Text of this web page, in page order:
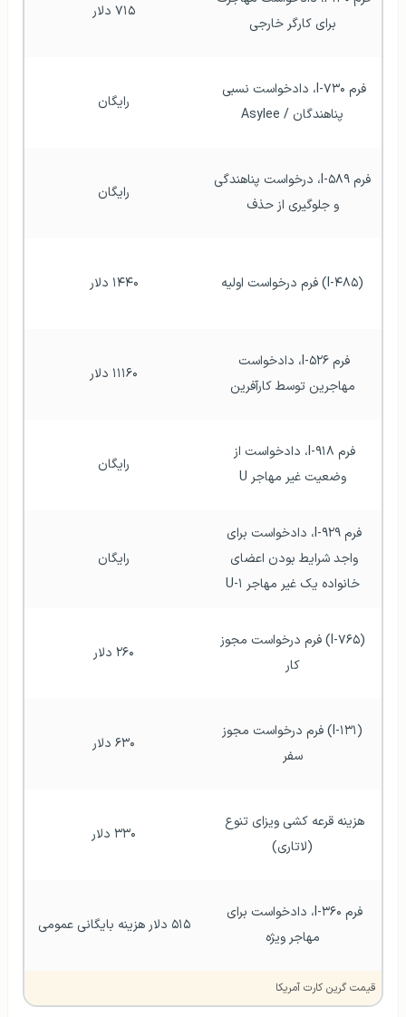
برای کارگر خارجی
۷۱۵ دلار
پناهندگان / Asylee
رایگان
و جلوگیری از حذف
رایگان
(I-۴۸۵) فرم درخواست اولیه ۱۴۴۰ دلار
مهاجرین توسط کارآفرین
۱۱۱۶۰ دلار
وضعیت غیر مهاجر U
رایگان
خانواده یک غیر مهاجر U-۱
رایگان
کار
۲۶۰ دلار
سفر
۶۳۰ دلار
(لاتاری)
۳۳۰ دلار
مهاجر ویژه
۵۱۵ دلار هزینه بایگانی عمومی
قیمت گرین کارت آمریکا